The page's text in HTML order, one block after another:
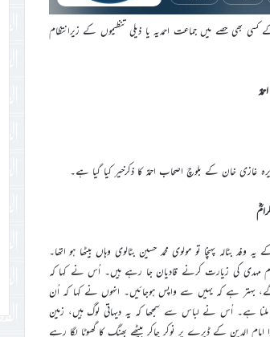
بھی حصے میں جماعت احمدیہ یا ذیلی تنظیموں کے زیرانتظام
خان کے بلوچ اصحاب احمدؑ کا ذکرخیر کیا گیا ہے۔
طَے کرکے یہ وفد بٹالہ پہنچا تو مولوی محمد حسین بٹالوی وہاں بیٹھا ہو اتھا۔
مہدی کی زیارت کرنے قادیان جا رہے ہیں۔ اُس نے کہا کہ
گے، بہتر ہے کہ یہیں سے واپس ہوجائیں۔ انہوں نے کہا کہ اُن
ہے۔ اُس نے لباس سے سمجھا کہ یہ دیہاتی لوگ ہیں، زمین
الدین کے ڈیرے پر نوکر چاکر بیٹھے بھنگ کا گھوٹا لگا رہے